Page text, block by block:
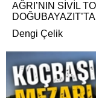
AĞRI’NIN SİVİL
Dengi Çelik